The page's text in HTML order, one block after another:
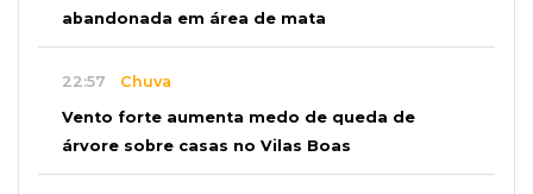
abandonada em área de mata
22:57 Chuva
Vento forte aumenta medo de queda de
árvore sobre casas no Vilas Boas